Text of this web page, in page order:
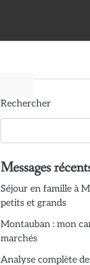
Rechercher
Messages
Séjour en famille à
petits et grands
Montauban : mon
marchés
Analyse complète